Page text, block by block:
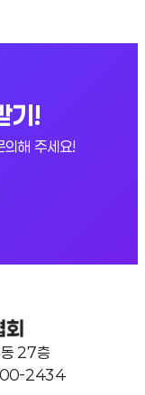
기!
의해 주세요!
27층
2434